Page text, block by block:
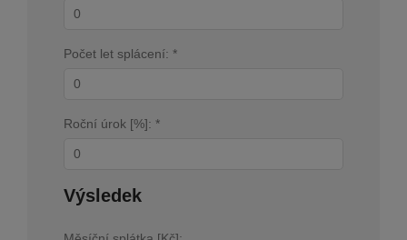
Počet let splácení: *
Roční úrok [%]: *
Výsledek